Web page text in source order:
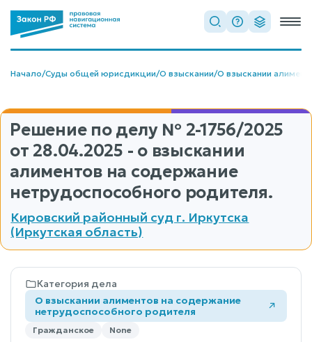
Начало/Суды общей юрисдикции/О взыскании/О взыскании
Решение по делу № 2-1756/2025
от 28.04.2025 - о взыскании
алиментов на содержание
нетрудоспособного родителя.
Кировский районный суд г. Иркутска
(Иркутская область)
Категория дела
О взыскании алиментов на содержание
нетрудоспособного родителя
Гражданское None